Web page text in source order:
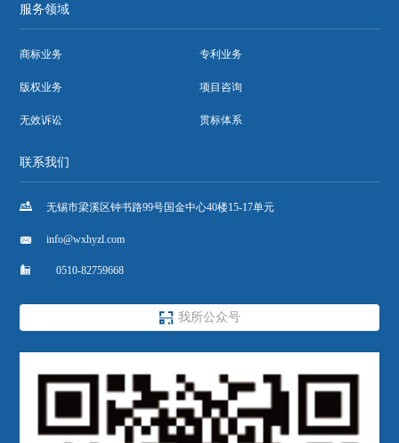
服务领域
商标业务 专利业务
版权业务 项目咨询
无效诉讼 贯标体系
联系我们
 无锡市梁溪区钟书路99号国金中心40楼15-17单元
 info@wxhyzl.com
 0510-82759668
 我所公众号